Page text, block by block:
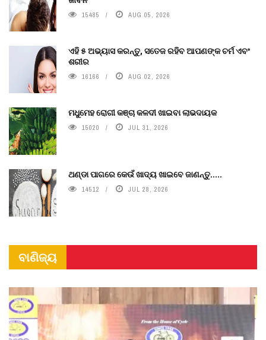
15485 AUG 05, 2026
ଏହି ୫ ଅଭ୍ୟାସ କରନ୍ତୁ, ସତେଜ ରହିବ ଆପଣଙ୍କ ଚର୍ମ ଏବଂ
ଶରୀର
16166 AUG 02, 2026
ମଧୁମେହ ରୋଗୀ କଞ୍ଚା କଳଦୀ ଖାଇବା ଲାଭଦାୟକ
15020 JUL 31, 2026
ଥଣ୍ଡା ପାଗରେ କେଉଁ ଖାଦ୍ୟ ଖାଇବେ ଜାଣନ୍ତୁ.....
14512 JUL 28, 2026
ବାଣିଜ୍ୟ